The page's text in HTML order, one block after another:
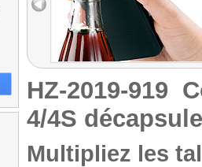
HZ-2019-919
4/4S
Multipliez les